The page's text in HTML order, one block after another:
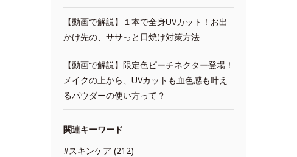
【動画で解説】１本で全身UVカット！お出
かけ先の、ササっと日焼け対策方法
【動画で解説】限定色ピーチネクター登場！
メイクの上から、UVカットも血色感も叶え
るパウダーの使い方って？
関連キーワード
#スキンケア (212)